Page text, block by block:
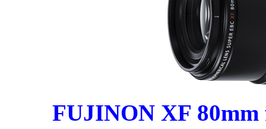
FUJINON XF